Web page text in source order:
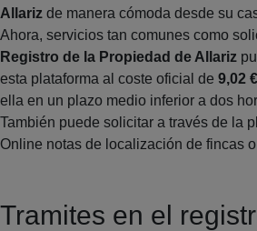
Allariz de manera cómoda desde su
Ahora, servicios tan comunes como
Registro de la Propiedad de Allariz
esta plataforma al coste oficial de 9,02 €
ella en un plazo medio inferior a dos
También puede solicitar a través de la
Online notas de localización de fincas
Tramites en el